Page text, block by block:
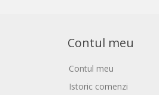
Contul meu
Contul meu
Istoric comenzi